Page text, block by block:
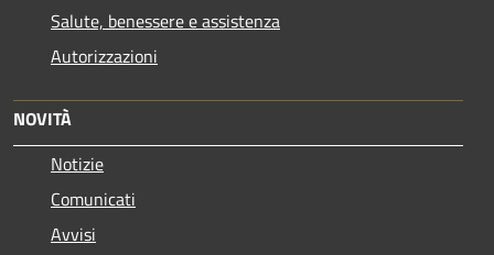
Salute, benessere e assistenza
Autorizzazioni
NOVITÀ
Notizie
Comunicati
Avvisi